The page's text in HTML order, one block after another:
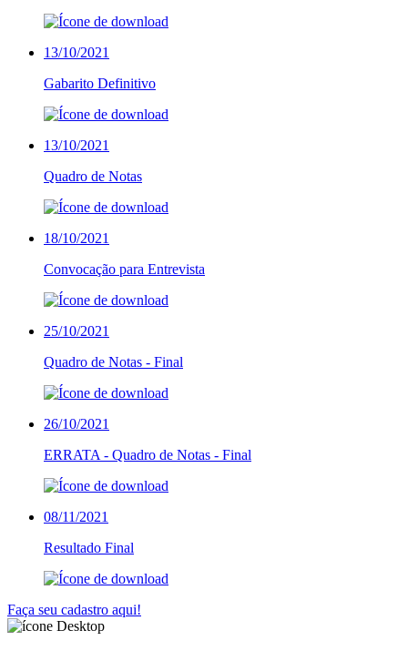
13/10/2021
Gabarito Definitivo
13/10/2021
Quadro de Notas
18/10/2021
Convocação para Entrevista
25/10/2021
Quadro de Notas - Final
26/10/2021
ERRATA - Quadro de Notas - Final
08/11/2021
Resultado Final
Faça seu cadastro aqui!